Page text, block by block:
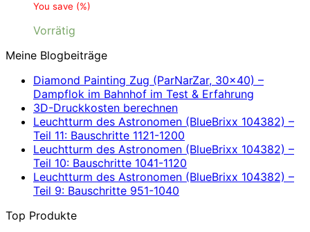
You save (%)
Vorrätig
Meine Blogbeiträge
Diamond Painting Zug (ParNarZar, 30×40) –
Dampflok im Bahnhof im Test & Erfahrung
3D-Druckkosten berechnen
Leuchtturm des Astronomen (BlueBrixx 104382) –
Teil 11: Bauschritte 1121-1200
Leuchtturm des Astronomen (BlueBrixx 104382) –
Teil 10: Bauschritte 1041-1120
Leuchtturm des Astronomen (BlueBrixx 104382) –
Teil 9: Bauschritte 951-1040
Top Produkte